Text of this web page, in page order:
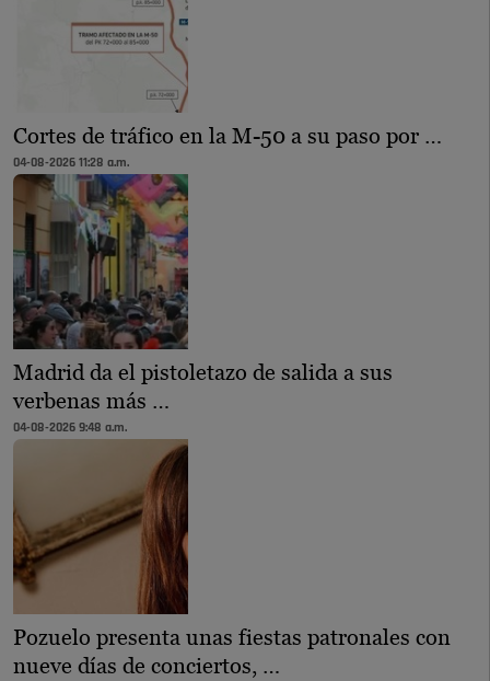
Cortes de tráfico en la M-50 a su paso por …
04-08-2026 11:28 a.m.
Madrid da el pistoletazo de salida a sus
verbenas más …
04-08-2026 9:48 a.m.
Pozuelo presenta unas fiestas patronales con
nueve días de conciertos, …